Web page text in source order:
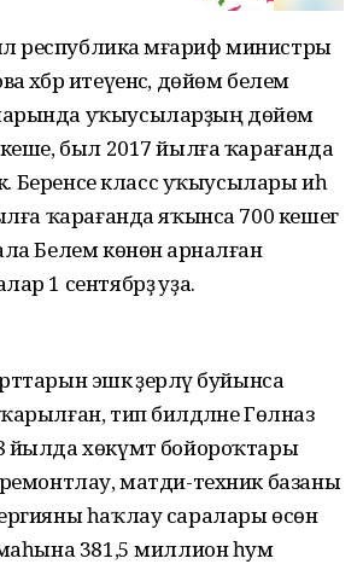
республика мәғариф министры
хәбәр итеүенсә, дөйөм белем
уҡыусыларҙың дөйөм
был 2017 йылға ҡарағанда
Беренсе класс уҡыусылары иһә
ҡарағанда яҡынса 700 кешегә
Белем көнөнә арналған
1 сентябрҙә уҙа.
эшкә әҙерләү буйынса
тип билдәләне Гөлназ
хөкүмәт бойороҡтары
матди-техник базаны
һаҡлау саралары өсөн
381,5 миллион һум